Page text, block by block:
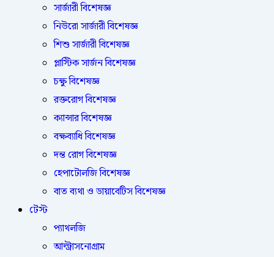
সার্জারী বিশেষজ্ঞ
নিউরো সার্জারী বিশেষজ্ঞ
শিশু সার্জারী বিশেষজ্ঞ
প্লাস্টিক সার্জন বিশেষজ্ঞ
চক্ষু বিশেষজ্ঞ
রক্তরোগ বিশেষজ্ঞ
ক্যান্সার বিশেষজ্ঞ
বক্ষব্যাধি বিশেষজ্ঞ
দন্ত রোগ বিশেষজ্ঞ
হেপাটোলজি বিশেষজ্ঞ
বাত ব্যথা ও ডায়াবেটিস বিশেষজ্ঞ
টেস্ট
প্যাথলজি
আল্ট্রাসনোগ্রাম